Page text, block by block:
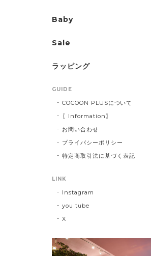
Baby
Sale
ラッピング
GUIDE
COCOON PLUSについて
〖Information〗
お問い合わせ
プライバシーポリシー
特定商取引法に基づく表記
LINK
Instagram
you tube
X